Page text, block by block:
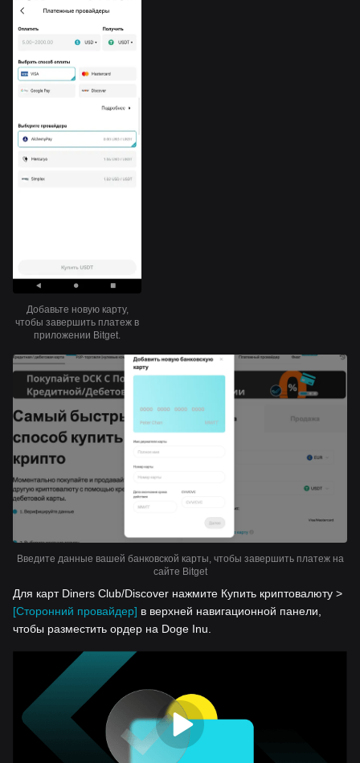
Добавьте новую карту,
чтобы завершить платеж в
приложении Bitget.
Введите данные вашей банковской карты, чтобы завершить платеж на
сайте Bitget
Для карт Diners Club/Discover нажмите Купить криптовалюту >
[Сторонний провайдер] в верхней навигационной панели,
чтобы разместить ордер на Doge Inu.